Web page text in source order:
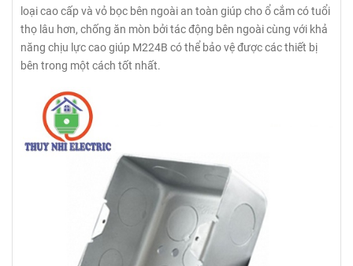
loại cao cấp và vỏ bọc bên ngoài an toàn giúp cho ổ cắm có tuổi
thọ lâu hơn, chống ăn mòn bởi tác động bên ngoài cùng với khả
năng chịu lực cao giúp M224B có thể bảo vệ được các thiết bị
bên trong một cách tốt nhất.